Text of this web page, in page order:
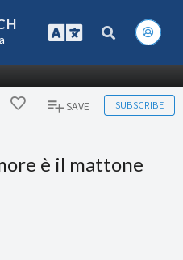
SAVE SUBSCRIBE
è il mattone